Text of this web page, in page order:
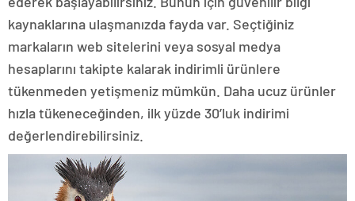
kaynaklarına ulaşmanızda fayda var. Seçtiğiniz
markaların web sitelerini veya sosyal medya
hesaplarını takipte kalarak indirimli ürünlere
tükenmeden yetişmeniz mümkün. Daha ucuz ürünler
hızla tükeneceğinden, ilk yüzde 30’luk indirimi
değerlendirebilirsiniz.